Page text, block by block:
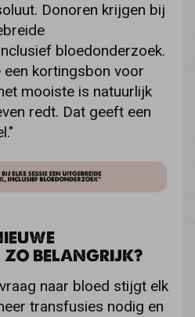
Donoren krijgen bij
bloedonderzoek.
een kortingsbon voor
mooiste is natuurlijk
redt. Dat geeft een
ZO BELANGRIJK?
naar bloed stijgt elk
transfusies nodig en